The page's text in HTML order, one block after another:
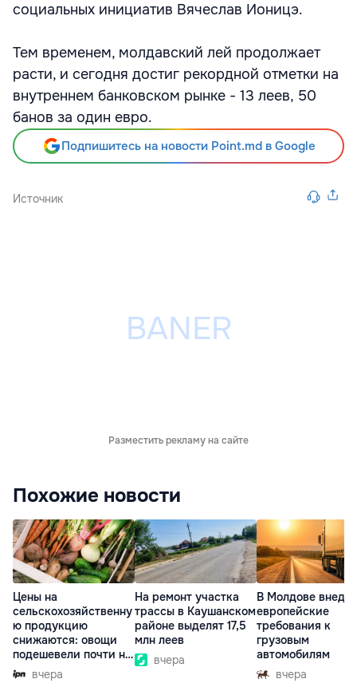
социальных инициатив Вячеслав Ионицэ.
Тем временем, молдавский лей продолжает
расти, и сегодня достиг рекордной отметки на
внутреннем банковском рынке - 13 леев, 50
банов за один евро.
Подпишитесь на новости Point.md в Google
Источник
Разместить рекламу на сайте
Похожие новости
Цены на
сельскохозяйственну
ю продукцию
снижаются: овощи
подешевели почти на
30%вчера
На ремонт участка
трассы в Каушанском
районе выделят 17,5
млн леев
вчера
В Молдове
европейские
требования к
грузовым
автомобилям
вчера